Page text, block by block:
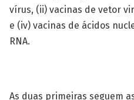
vírus, (ii) vacinas de vetor
e (iv) vacinas de ácidos
RNA.
As duas primeiras seguem